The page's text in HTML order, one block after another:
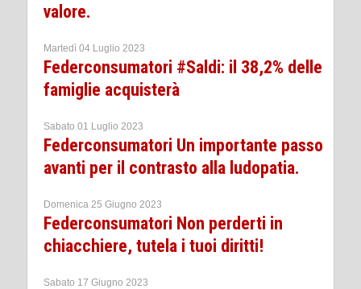
valore.
Martedì 04 Luglio 2023
Federconsumatori #Saldi: il 38,2% delle
famiglie acquisterà
Sabato 01 Luglio 2023
Federconsumatori Un importante passo
avanti per il contrasto alla ludopatia.
Domenica 25 Giugno 2023
Federconsumatori Non perderti in
chiacchiere, tutela i tuoi diritti!
Sabato 17 Giugno 2023